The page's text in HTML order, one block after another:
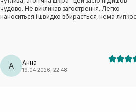
чудово. Не викликав загострення. Легко
наноситься і швидко вбирається, нема
А Анна
19.04.2026, 22:48